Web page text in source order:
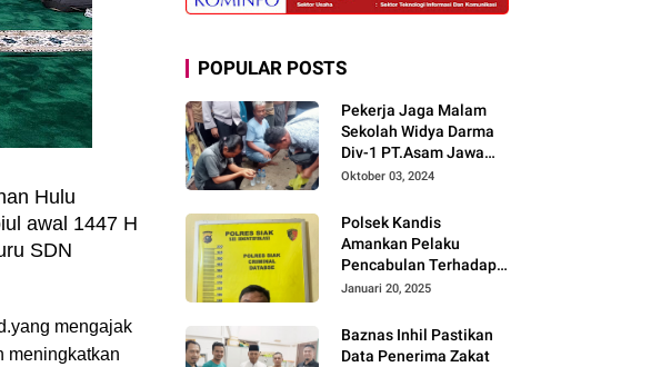
Hulu
awal 1447 H
SDN
mengajak
meningkatkan
POPULAR POSTS
Pekerja Jaga Malam
Sekolah Widya Darma
Div-1 PT.Asam Jawa
Todongkan Senpi
Sumberjo
Oktober 03, 2024
Polsek Kandis
Amankan Pelaku
Pencabulan Terhadap
Dua Anak Kakak-
Gereja
Januari 20, 2025
Baznas Inhil Pastikan
Data Penerima Zakat